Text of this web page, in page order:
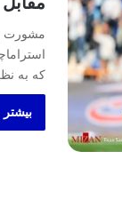
مشورت
که به
بیشتر